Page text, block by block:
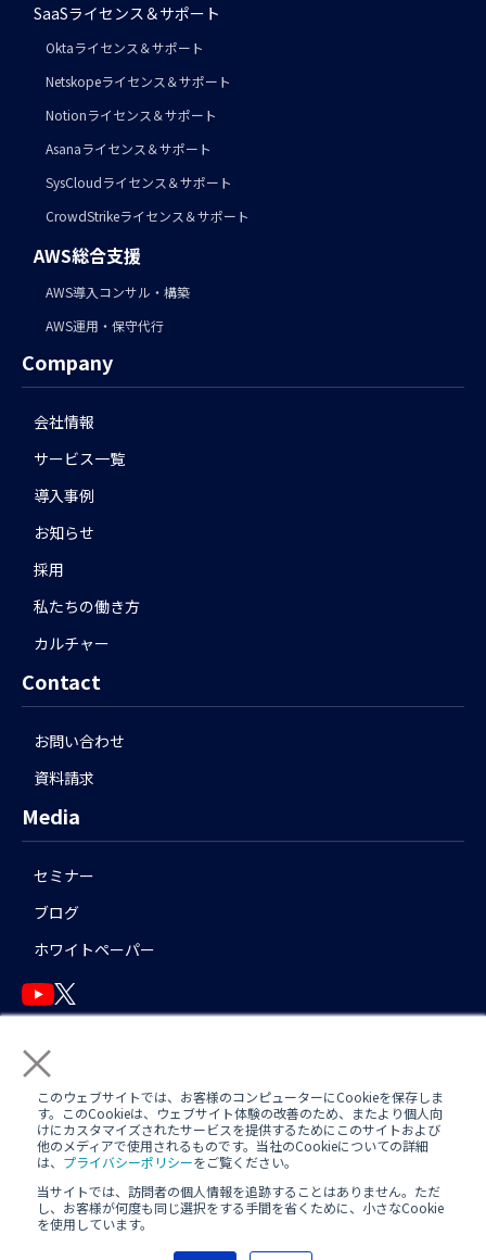
×
このウェブサイトでは、お客様のコンピューターにCookieを保存しま
す。このCookieは、ウェブサイト体験の改善のため、またより個人向
けにカスタマイズされたサービスを提供するためにこのサイトおよび
他のメディアで使用されるものです。当社のCookieについての詳細
は、 プライバシーポリシーをご覧ください。
当サイトでは、訪問者の個人情報を追跡することはありません。ただ
し、お客様が何度も同じ選択をする手間を省くために、小さなCookie
を使用しています。
SaaSライセンス＆サポート
Oktaライセンス＆サポート
Netskopeライセンス＆サポート
Notionライセンス＆サポート
Asanaライセンス＆サポート
SysCloudライセンス＆サポート
CrowdStrikeライセンス＆サポート
AWS総合支援
AWS導入コンサル・構築
AWS運用・保守代行
Company
会社情報
サービス一覧
導入事例
お知らせ
採用
私たちの働き方
カルチャー
Contact
お問い合わせ
資料請求
Media
セミナー
ブログ
ホワイトペーパー
English
運用アシスタント利用規約(AWS/ Azure) 日中運用支援定型約款
定型約款